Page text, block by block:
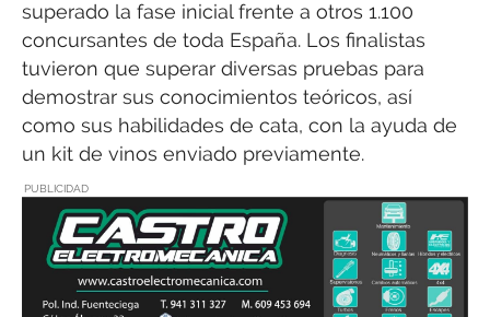
superado la fase inicial frente a otros 1.100
concursantes de toda España. Los finalistas
tuvieron que superar diversas pruebas para
demostrar sus conocimientos teóricos, así
como sus habilidades de cata, con la ayuda de
un kit de vinos enviado previamente.
PUBLICIDAD